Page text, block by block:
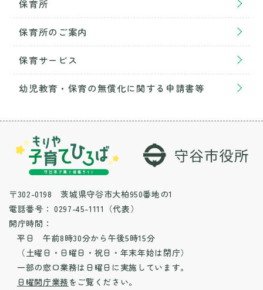
保育所
保育所のご案内
保育サービス
幼児教育・保育の無償化に関する申請書等
〒302-0198 茨城県守谷市大柏950番地の1
電話番号： 0297-45-1111（代表）
開庁時間：
平日 午前8時30分から午後5時15分
（土曜日・日曜日・祝日・年末年始は閉庁）
一部の窓口業務は日曜日に実施しています。
日曜開庁業務をご覧ください。